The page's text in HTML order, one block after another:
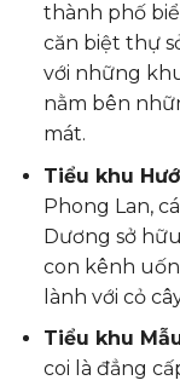
thành phố
căn biệt thự
với những
nằm bên
mát.
Tiểu khu
Phong Lan,
Dương sở
con kênh
lành với cỏ
Tiểu khu
coi là đẳng